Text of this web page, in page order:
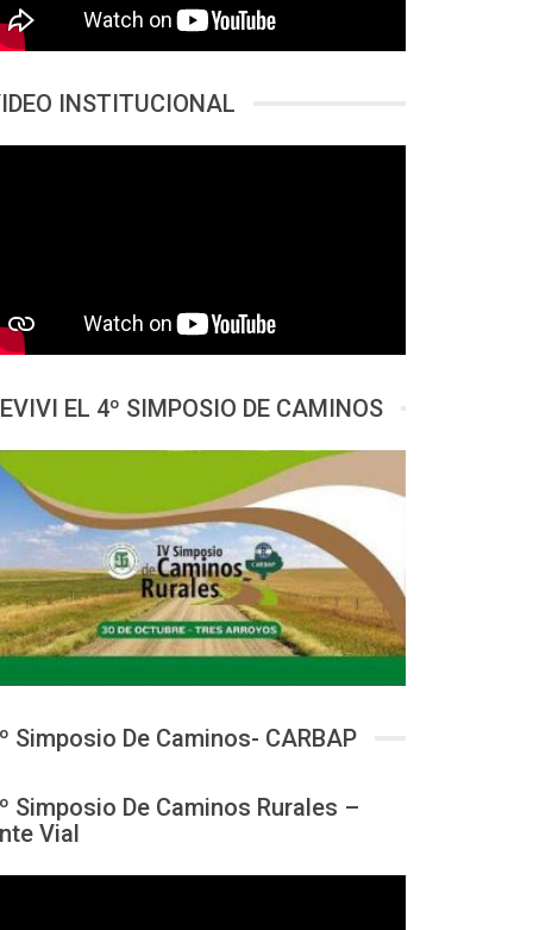
INSTITUCIONAL
EL 4º SIMPOSIO DE CAMINOS
Simposio De Caminos- CARBAP
Simposio De Caminos Rurales –
Vial